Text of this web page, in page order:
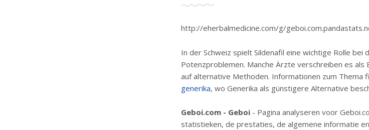
http://eherbalmedicine.com/g/
In der Schweiz spielt Sildenafil eine wichtige Rolle bei
Potenzproblemen. Manche Ärzte verschreiben es
auf alternative Methoden. Informationen zum Thema
generika, wo Generika als günstigere Alternative
Geboi.com - Geboi - Pagina analyseren voor
statistieken, de prestaties, de algemene informatie